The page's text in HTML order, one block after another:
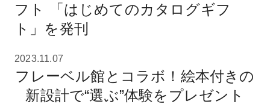
フト 「はじめてのカタログギフ
ト」を発刊
2023.11.07
フレーベル館とコラボ！絵本付きの
新設計で“選ぶ”体験をプレゼント